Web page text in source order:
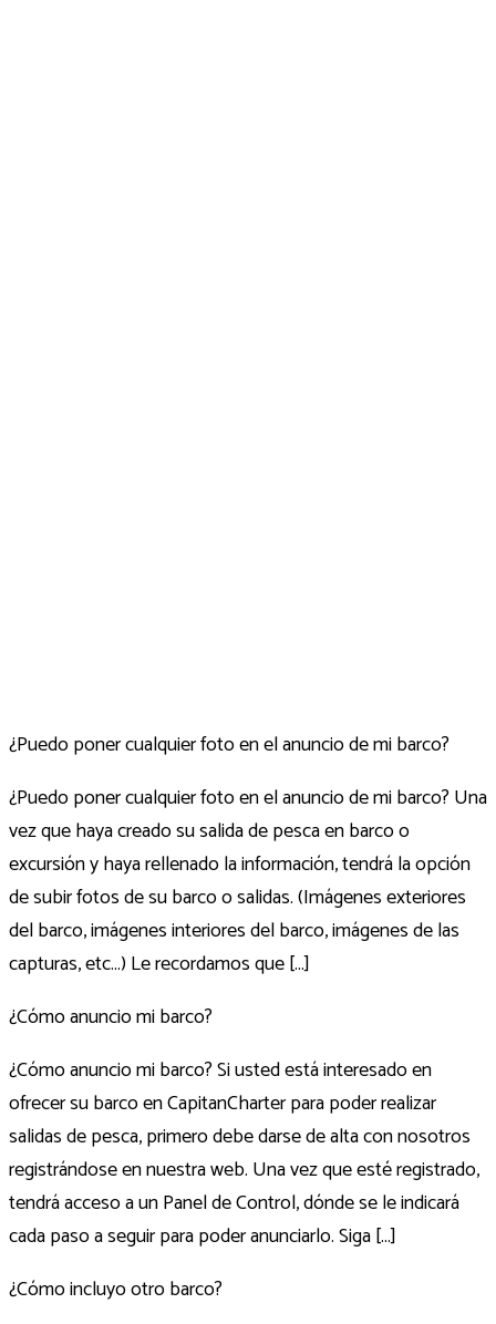
¿Puedo poner cualquier foto en el anuncio de mi barco?
¿Puedo poner cualquier foto en el anuncio de mi barco? Una
vez que haya creado su salida de pesca en barco o
excursión y haya rellenado la información, tendrá la opción
de subir fotos de su barco o salidas. (Imágenes exteriores
del barco, imágenes interiores del barco, imágenes de las
capturas, etc...) Le recordamos que [...]
¿Cómo anuncio mi barco?
¿Cómo anuncio mi barco? Si usted está interesado en
ofrecer su barco en CapitanCharter para poder realizar
salidas de pesca, primero debe darse de alta con nosotros
registrándose en nuestra web. Una vez que esté registrado,
tendrá acceso a un Panel de Control, dónde se le indicará
cada paso a seguir para poder anunciarlo. Siga [...]
¿Cómo incluyo otro barco?